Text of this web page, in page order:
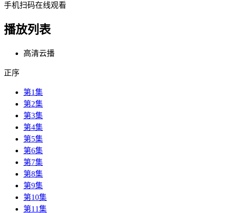
手机扫码在线观看
播放列表
高清云播
正序
第1集
第2集
第3集
第4集
第5集
第6集
第7集
第8集
第9集
第10集
第11集